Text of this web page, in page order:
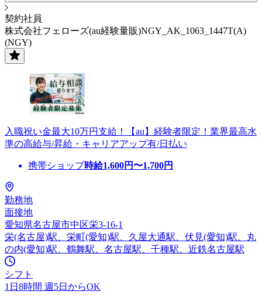
契約社員
株式会社フェローズ(au経験量販)NGY_AK_1063_1447T(A)
(NGY)
入職祝い金最大10万円支給！【au】経験者限定！業界最高水
準の高給与/昇給・キャリアアップ有/日払い
携帯ショップ時給1,600円〜1,700円
勤務地
面接地
愛知県名古屋市中区栄3-16-1
栄(名古屋)駅、栄町(愛知)駅、久屋大通駅、伏見(愛知)駅、丸
の内(愛知)駅、鶴舞駅、名古屋駅、千種駅、近鉄名古屋駅
シフト
1日8時間 週5日からOK